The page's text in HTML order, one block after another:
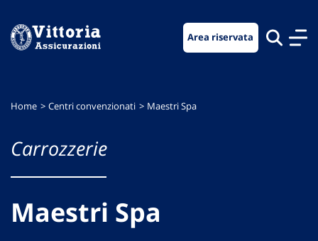
menu
contenuto
footer
Area riservata
Home Centri convenzionati Maestri Spa
Carrozzerie
Maestri Spa